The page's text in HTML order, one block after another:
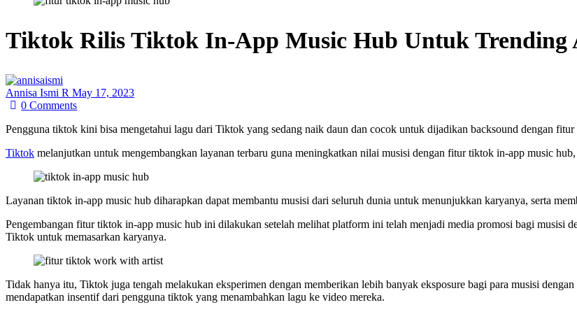
Tiktok Rilis Tiktok In-App Music Hub Untuk Trending
Annisa Ismi R May 17, 2023
0Comments
Pengguna tiktok kini bisa mengetahui lagu dari Tiktok yang sedang naik daun dan cocok untuk dijadikan backsound dengan
Tiktok melanjutkan untuk mengembangkan layanan terbaru guna meningkatkan nilai musisi dengan fitur tiktok in-app music
Layanan tiktok in-app music hub diharapkan dapat membantu musisi dari seluruh dunia untuk menunjukkan karyanya, serta
Pengembangan fitur tiktok in-app music hub ini dilakukan setelah melihat platform ini telah menjadi media promosi bagi musisi
Tiktok untuk memasarkan karyanya.
Tidak hanya itu, Tiktok juga tengah melakukan eksperimen dengan memberikan lebih banyak eksposure bagi para musisi
mendapatkan insentif dari pengguna tiktok yang menambahkan lagu ke video mereka.